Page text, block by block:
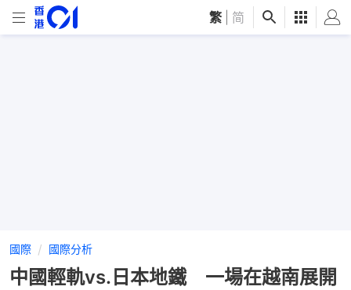
繁 简
國際 國際分析
中國輕軌vs.日本地鐵 一場在越南展開